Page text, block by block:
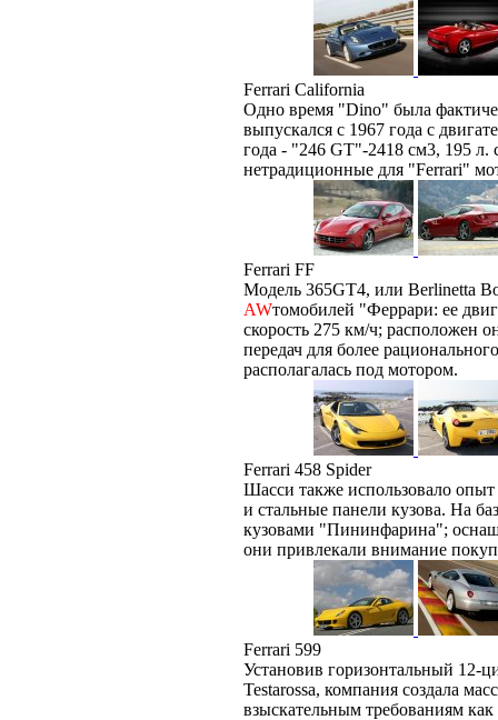
Ferrari California
Одно время "Dino" была
выпускался с 1967 года с
года - "246 GT"-2418 см3, 195
нетрадиционные для "Ferrari"
Ferrari FF
Модель 365GT4, или Berlinetta
AWтомобилей "Феррари: ее
скорость 275 км/ч; расположен
передач для более
располагалась под мотором.
Ferrari 458 Spider
Шасси также использовало
и стальные панели кузова. На
кузовами "Пининфарина";
они привлекали внимание
Ferrari 599
Установив горизонтальный 12-
Testarossa, компания создала
взыскательным требованиям